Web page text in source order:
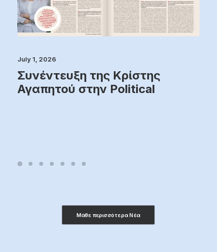
July 1, 2026
Συνέντευξη της Κρίστης
Αγαπητού στην Political
Μάθε περισσότερα Νέα